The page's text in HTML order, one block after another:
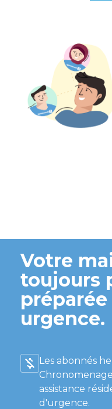
Votre
toujours
urgence.
Les abonnés
assistance
d'urgence.